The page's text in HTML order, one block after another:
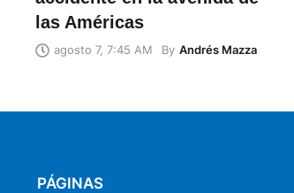
las Américas
agosto 7, 7:45 AM By Andrés Mazza
PÁGINAS